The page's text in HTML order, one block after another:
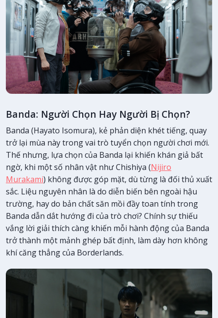
Banda: Người Chọn Hay Người Bị Chọn?
Banda (Hayato Isomura), kẻ phản diện khét tiếng, quay
trở lại mùa này trong vai trò tuyển chọn người chơi mới.
Thế nhưng, lựa chọn của Banda lại khiến khán giả bất
ngờ, khi một số nhân vật như Chishiya (Nijiro
Murakami) không được góp mặt, dù từng là đối thủ xuất
sắc. Liệu nguyên nhân là do diễn biến bên ngoài hậu
trường, hay do bản chất săn mồi đầy toan tính trong
Banda dẫn dắt hướng đi của trò chơi? Chính sự thiếu
vắng lời giải thích càng khiến mỗi hành động của Banda
trở thành một mảnh ghép bất định, làm dày hơn không
khí căng thẳng của Borderlands.